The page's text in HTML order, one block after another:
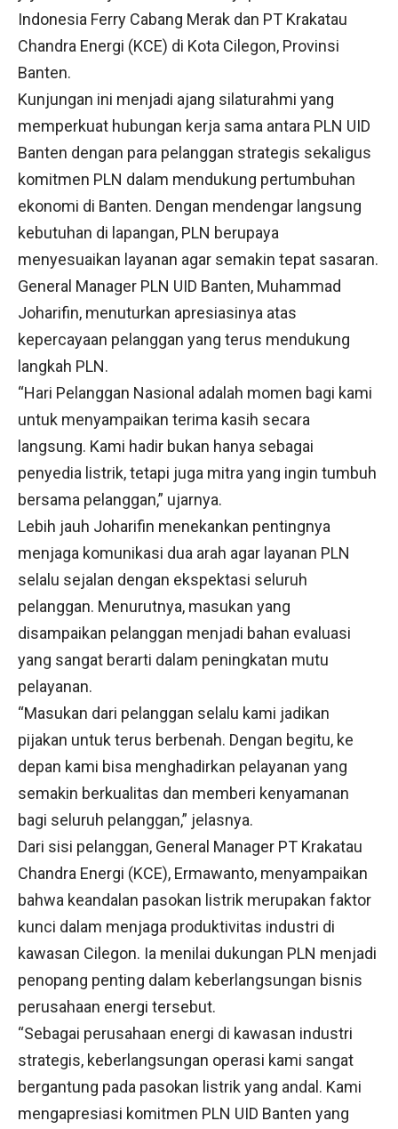
Indonesia Ferry Cabang Merak dan PT Krakatau
Chandra Energi (KCE) di Kota Cilegon, Provinsi
Banten.
Kunjungan ini menjadi ajang silaturahmi yang
memperkuat hubungan kerja sama antara PLN UID
Banten dengan para pelanggan strategis sekaligus
komitmen PLN dalam mendukung pertumbuhan
ekonomi di Banten. Dengan mendengar langsung
kebutuhan di lapangan, PLN berupaya
menyesuaikan layanan agar semakin tepat sasaran.
General Manager PLN UID Banten, Muhammad
Joharifin, menuturkan apresiasinya atas
kepercayaan pelanggan yang terus mendukung
langkah PLN.
“Hari Pelanggan Nasional adalah momen bagi kami
untuk menyampaikan terima kasih secara
langsung. Kami hadir bukan hanya sebagai
penyedia listrik, tetapi juga mitra yang ingin tumbuh
bersama pelanggan,” ujarnya.
Lebih jauh Joharifin menekankan pentingnya
menjaga komunikasi dua arah agar layanan PLN
selalu sejalan dengan ekspektasi seluruh
pelanggan. Menurutnya, masukan yang
disampaikan pelanggan menjadi bahan evaluasi
yang sangat berarti dalam peningkatan mutu
pelayanan.
“Masukan dari pelanggan selalu kami jadikan
pijakan untuk terus berbenah. Dengan begitu, ke
depan kami bisa menghadirkan pelayanan yang
semakin berkualitas dan memberi kenyamanan
bagi seluruh pelanggan,” jelasnya.
Dari sisi pelanggan, General Manager PT Krakatau
Chandra Energi (KCE), Ermawanto, menyampaikan
bahwa keandalan pasokan listrik merupakan faktor
kunci dalam menjaga produktivitas industri di
kawasan Cilegon. Ia menilai dukungan PLN menjadi
penopang penting dalam keberlangsungan bisnis
perusahaan energi tersebut.
“Sebagai perusahaan energi di kawasan industri
strategis, keberlangsungan operasi kami sangat
bergantung pada pasokan listrik yang andal. Kami
mengapresiasi komitmen PLN UID Banten yang